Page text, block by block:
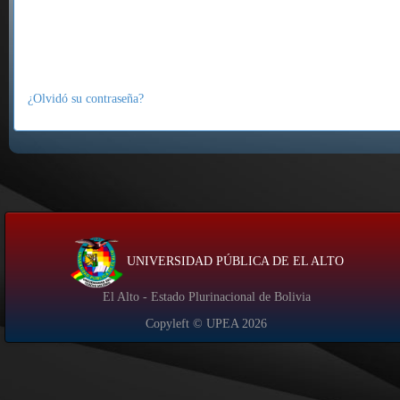
¿Olvidó su contraseña?
UNIVERSIDAD PÚBLICA DE EL ALTO
El Alto - Estado Plurinacional de Bolivia
Copyleft © UPEA2026